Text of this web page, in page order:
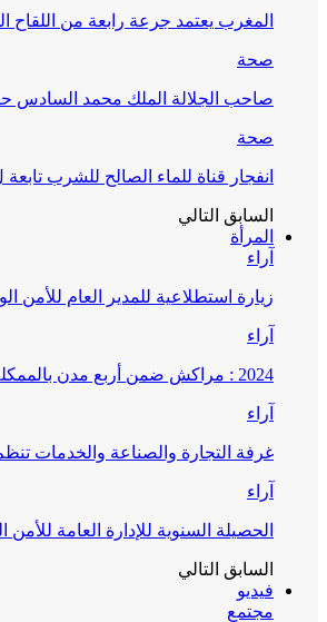
المغرب يعتمد جرعة رابعة من اللقاح المضاد
صحة
صاحب الجلالة الملك محمد السادس حفظه
صحة
انفجار قناة للماء الصالح للشرب
السابق التالي
المرأة
آراء
زيارة استطلاعية للمدير العام للأمن
آراء
2024 : مراكش ضمن أربع مدن بالممكلة سجلت مامجموعه 656 قضية تتعلق بغسيل الأموال
آراء
غرفة التجارة والصناعة والخدمات
آراء
الحصيلة السنوية للإدارة العامة للأمن
السابق التالي
فيديو
مجتمع